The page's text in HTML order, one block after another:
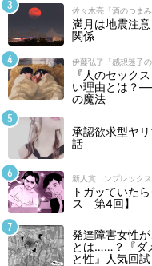
佐々木亮「酒のつま
満月は地震注
関係
伊藤弘了「感想迷子
『人のセック
い理由とは？
の魔法
承認欲求型ヤ
話
新人賞コンプレックス
トガッていた
ス 第4回】
発達障害女性
とは……？『ダ
と性』人気回